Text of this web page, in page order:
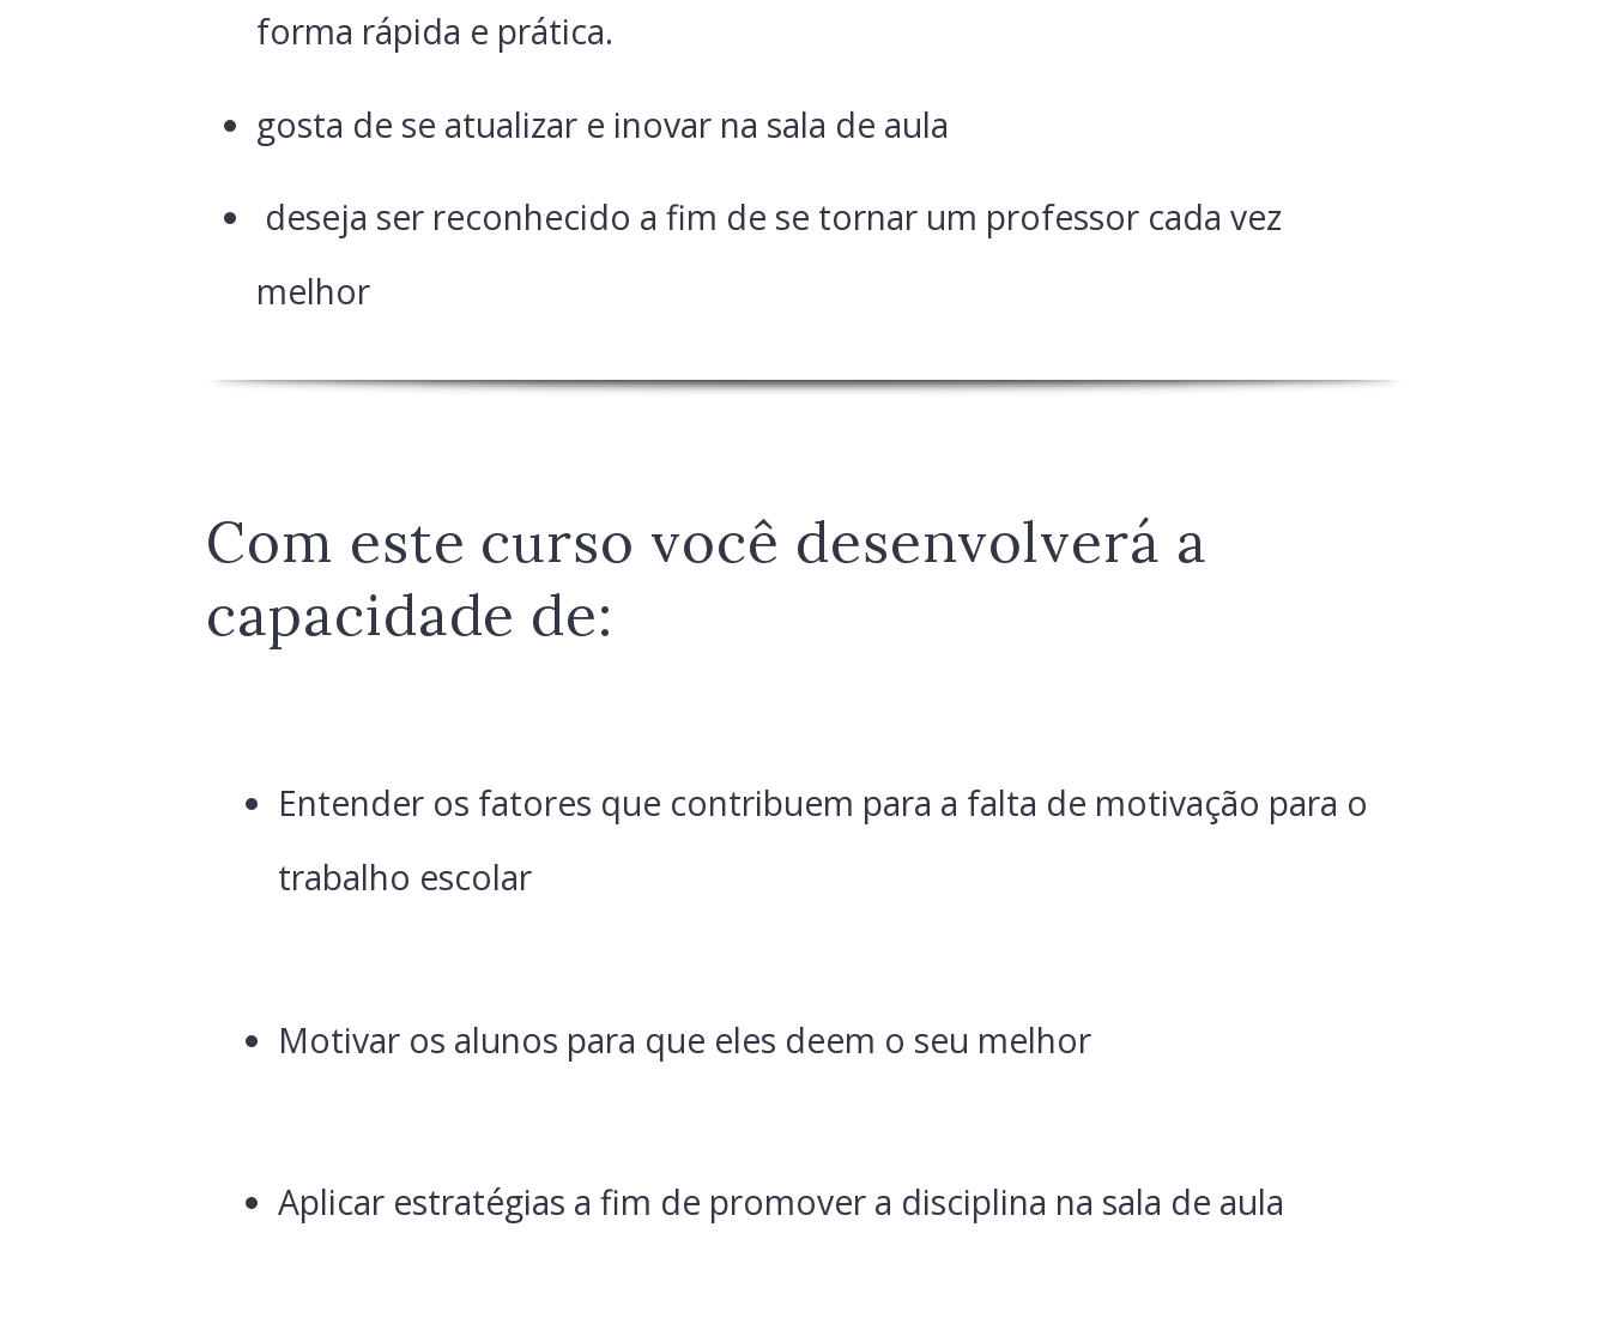
forma rápida e prática.
gosta de se atualizar e inovar na sala de aula
deseja ser reconhecido a fim de se tornar um professor cada vez
melhor
Com este curso você desenvolverá a
capacidade de:
Entender os fatores que contribuem para a falta de motivação para o
trabalho escolar
Motivar os alunos para que eles deem o seu melhor
Aplicar estratégias a fim de promover a disciplina na sala de aula